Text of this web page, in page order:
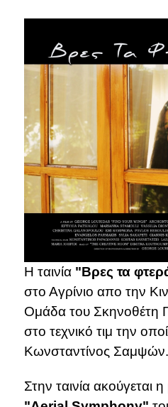
Η ταινία "Βρες τα
στο Αγρίνιο απο την
Ομάδα του Σκηνοθέτη
στο τεχνικό τιμ την
Κωνσταντίνος Σαμψών.
Στην ταινία ακούγεται